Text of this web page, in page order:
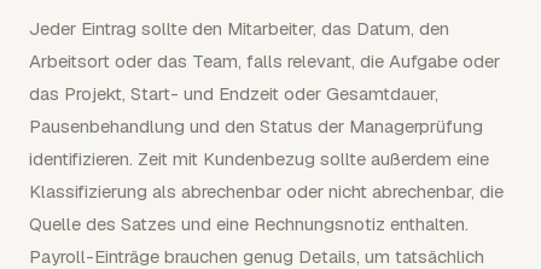
Jeder Eintrag sollte den Mitarbeiter, das Datum, den
Arbeitsort oder das Team, falls relevant, die Aufgabe oder
das Projekt, Start- und Endzeit oder Gesamtdauer,
Pausenbehandlung und den Status der Managerprüfung
identifizieren. Zeit mit Kundenbezug sollte außerdem eine
Klassifizierung als abrechenbar oder nicht abrechenbar, die
Quelle des Satzes und eine Rechnungsnotiz enthalten.
Payroll-Einträge brauchen genug Details, um tatsächlich